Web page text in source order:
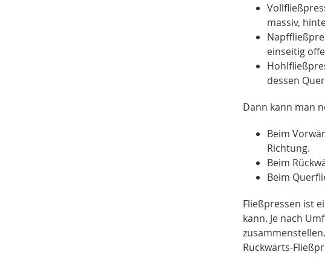
massiv,
einseitig
dessen
Dann kann man
Beim
Richtung.
Beim
Beim
Fließpressen ist
kann. Je nach
Rückwärts-